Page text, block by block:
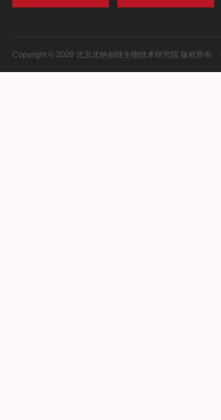
Copyright © 2026 北京北纳创联生物技术研究院 版权所有